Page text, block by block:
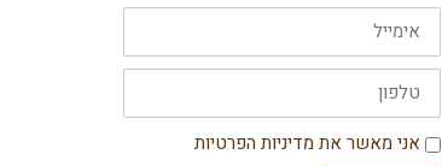
אימייל
טלפון
הסכמה
אני מאשר את מדיניות הפרטיות